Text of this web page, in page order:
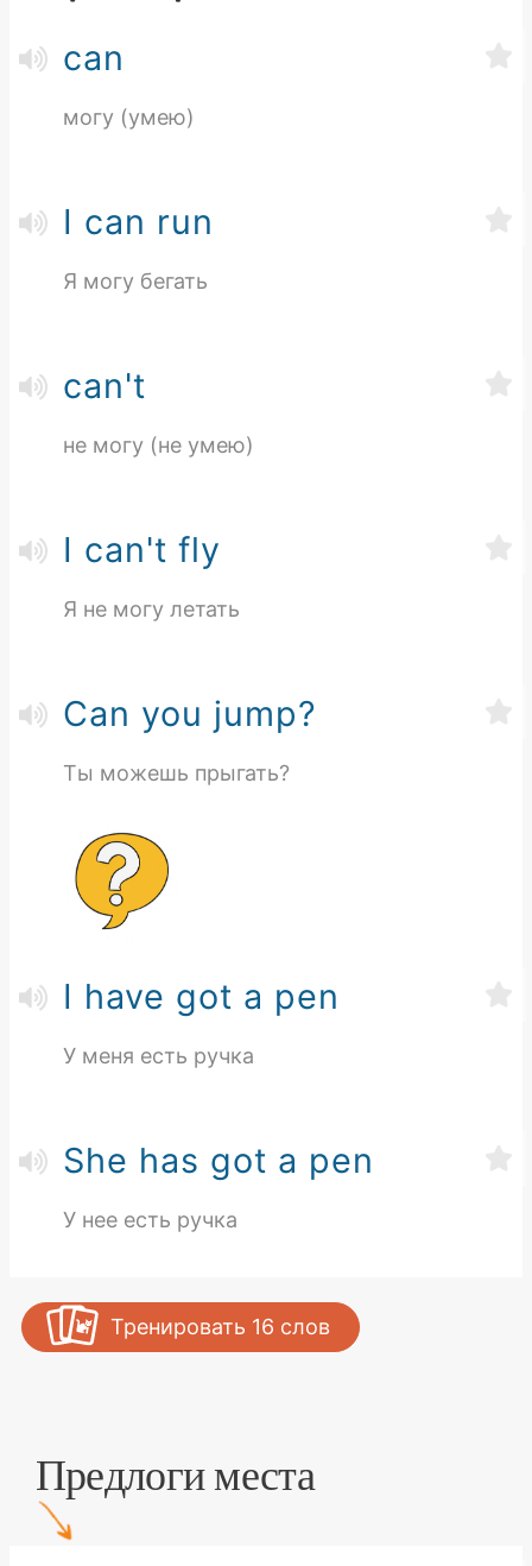
can
могу (умею)
I can run
Я могу бегать
can't
не могу (не умею)
I can't fly
Я не могу летать
Can you jump?
Ты можешь прыгать?
I have got a pen
У меня есть ручка
She has got a pen
У нее есть ручка
Тренировать 16 слов
Предлоги места